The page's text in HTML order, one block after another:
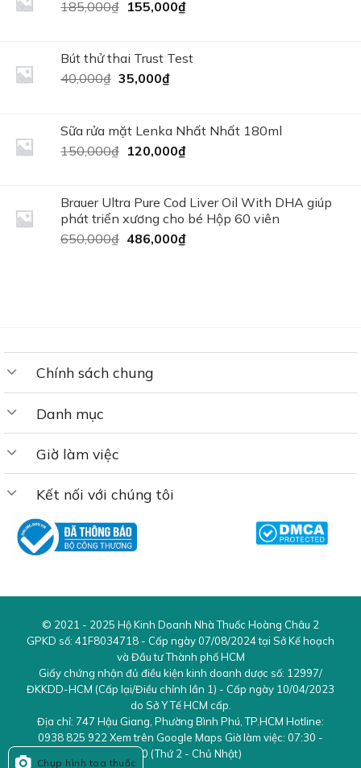
185,000₫ Giá
185,000₫.
155,000₫Giá
là:
Bút thử thai Trust Test
40,000₫ Giá
40,000₫.
35,000₫Giá
là:
35,000₫.
Sữa rửa mặt Lenka Nhất Nhất 180ml
150,000₫ Giá
150,000₫.
120,000₫Giá
là:
120,000₫.
Brauer Ultra Pure Cod Liver Oil With DHA giúp
phát triển xương cho bé Hộp 60 viên
650,000₫ Giá
486,000₫Giá
Chính sách chung
Danh mục
Giờ làm việc
Kết nối với chúng tôi
Chụp hình toa thuốc
© 2021 - 2025 Hộ Kinh Doanh Nhà Thuốc Hoàng Châu 2
GPKD số: 41F8034718 - Cấp ngày 07/08/2024 tại Sở Kế hoạch
và Đầu tư Thành phố HCM
Giấy chứng nhận đủ điều kiện kinh doanh dược số: 12997/
ĐKKDD-HCM (Cấp lại/Điều chỉnh lần 1) - Cấp ngày 10/04/2023
do Sở Y Tế HCM cấp.
Địa chỉ: 747 Hậu Giang Phường Bình Phú ,TP.HCM Hotline:
0938 825 922 Xem trên Google Maps Giờ làm việc: 07:30 -
21:30 (Thứ 2 - Chủ Nhật)